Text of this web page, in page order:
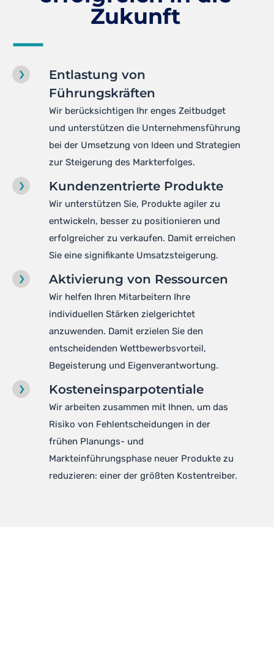
Zukunft
Entlastung von
Führungskräften
Wir berücksichtigen Ihr enges Zeitbudget
und unterstützen die Unternehmensführung
bei der Umsetzung von Ideen und Strategien
zur Steigerung des Markterfolges.
Kundenzentrierte Produkte
Wir unterstützen Sie, Produkte agiler zu
entwickeln, besser zu positionieren und
erfolgreicher zu verkaufen. Damit erreichen
Sie eine signifikante Umsatzsteigerung.
Aktivierung von Ressourcen
Wir helfen Ihren Mitarbeitern Ihre
individuellen Stärken zielgerichtet
anzuwenden. Damit erzielen Sie den
entscheidenden Wettbewerbsvorteil,
Begeisterung und Eigenverantwortung.
Kosteneinsparpotentiale
Wir arbeiten zusammen mit Ihnen, um das
Risiko von Fehlentscheidungen in der
frühen Planungs- und
Markteinführungsphase neuer Produkte zu
reduzieren: einer der größten Kostentreiber.